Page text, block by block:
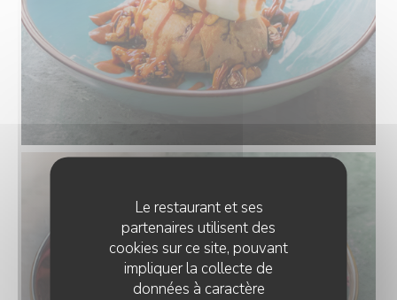
Le restaurant et ses
partenaires utilisent des
cookies sur ce site, pouvant
impliquer la collecte de
données à caractère